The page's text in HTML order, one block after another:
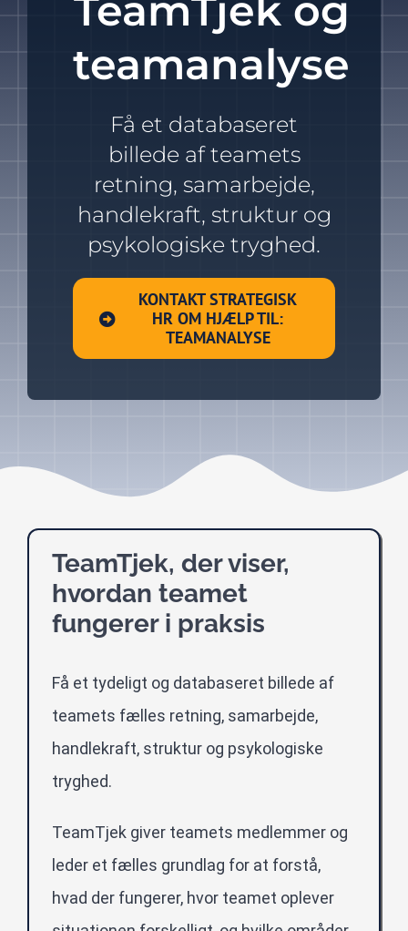
HR Akademi
HR-Webinar
Om Strategisk HR
TeamTjek og
teamanalyse
Få et databaseret
billede af teamets
retning, samarbejde,
handlekraft, struktur og
psykologiske tryghed.
KONTAKT STRATEGISK
HR OM HJÆLP TIL:
TEAMANALYSE
TeamTjek, der viser,
hvordan teamet
fungerer i praksis
Få et tydeligt og databaseret billede af
teamets fælles retning, samarbejde,
handlekraft, struktur og psykologiske
tryghed.
TeamTjek giver teamets medlemmer og
leder et fælles grundlag for at forstå,
hvad der fungerer, hvor teamet oplever